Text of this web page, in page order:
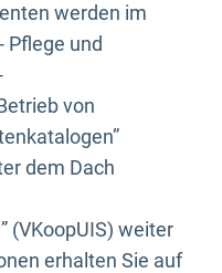
werden im
Pflege und
von
dem Dach
(VKoopUIS) weiter
erhalten Sie auf